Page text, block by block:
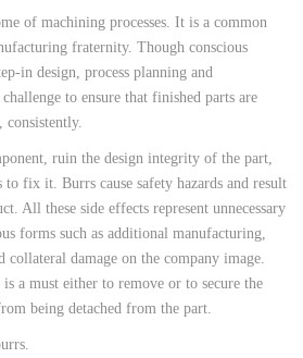
of machining processes. It is a common
fraternity. Though conscious
in design, process planning and
to ensure that finished parts are
ruin the design integrity of the part,
to fix it. Burrs cause safety hazards and result
All these side effects represent unnecessary
forms such as additional manufacturing,
collateral damage on the company image.
a must either to remove or to secure the
being detached from the part.